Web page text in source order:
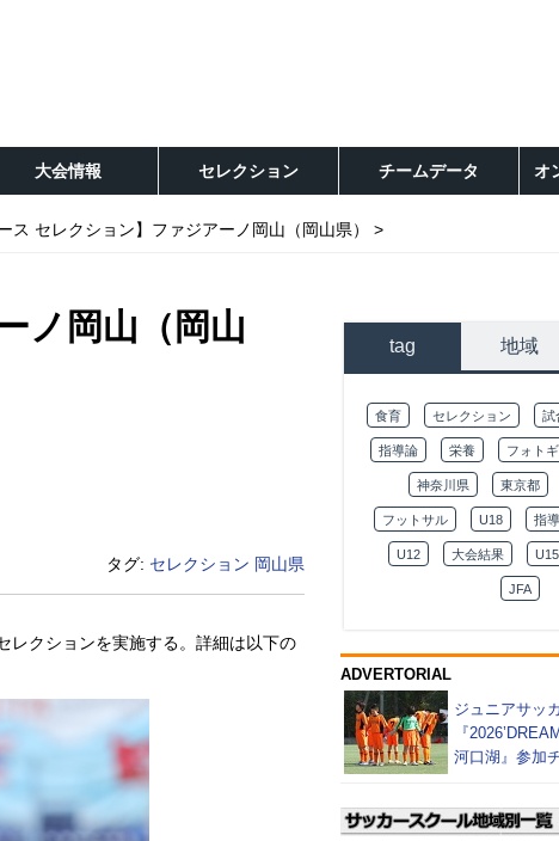
大会情報 セレクション チームデータ オ
ース セレクション】ファジアーノ岡山（岡山県）
ノ岡山（岡山
タグ: セレクション 岡山県
レクションを実施する。詳細は以下の
tag 地域
食育 セレクション 試
指導論 栄養 フォト
神奈川県 東京都
フットサル U18 指
U12 大会結果 U15
JFA
ADVERTORIAL
ジュニアサッ
『
河口湖』参加